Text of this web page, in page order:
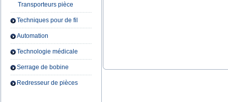
Transporteurs pièce
Techniques pour de fil
Automation
Technologie médicale
Serrage de bobine
Redresseur de pièces